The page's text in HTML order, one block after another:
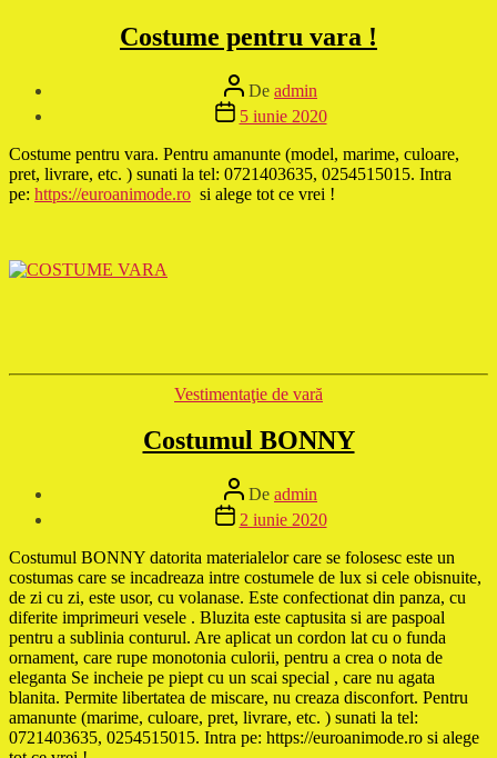
Costume pentru vara !
Autor
articol
De admin
Dată
articol
5 iunie 2020
Costume pentru vara. Pentru amanunte (model, marime, culoare,
pret, livrare, etc. ) sunati la tel: 0721403635, 0254515015. Intra
pe: https://euroanimode.ro si alege tot ce vrei !
Categorii
Vestimentaţie de vară
Costumul BONNY
Autor
articol
De admin
Dată
articol
2 iunie 2020
Costumul BONNY datorita materialelor care se folosesc este un
costumas care se incadreaza intre costumele de lux si cele obisnuite,
de zi cu zi, este usor, cu volanase. Este confectionat din panza, cu
diferite imprimeuri vesele . Bluzita este captusita si are paspoal
pentru a sublinia conturul. Are aplicat un cordon lat cu o funda
ornament, care rupe monotonia culorii, pentru a crea o nota de
eleganta Se incheie pe piept cu un scai special , care nu agata
blanita. Permite libertatea de miscare, nu creaza disconfort. Pentru
amanunte (marime, culoare, pret, livrare, etc. ) sunati la tel:
0721403635, 0254515015. Intra pe: https://euroanimode.ro si alege